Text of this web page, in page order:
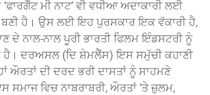
ਮੀ ਨਾਟ’ ਵੀ ਵਧੀਆ ਅਦਾਕਾਰੀ ਲਈ
ਹੈ। ਉਸ ਲਈ ਇਹ ਪੁਰਸਕਾਰ ਇਕ ਵੱਕਾਰੀ ਹੈ,
ਦੇ ਨਾਲ-ਨਾਲ ਪੂਰੀ ਭਾਰਤੀ ਫਿਲਮ ਇੰਡਸਟਰੀ ਨੂੰ
ਹੈ। ਦਰਅਸਲ (ਦਿ ਸ਼ੇਮਲੈੱਸ) ਇਸ ਸਮੁੱਚੀ ਕਹਾਣੀ
ਔਰਤਾਂ ਦੀ ਦਰਦ ਭਰੀ ਦਾਸਤਾਂ ਨੂੰ ਸਾਹਮਣੇ
ਵਿਚ ਨਾਬਰਾਬਰੀ, ਔਰਤਾਂ ’ਤੇ ਜ਼ੁਲਮ,